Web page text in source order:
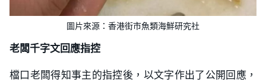
圖片來源：香港街市魚類海鮮研究社
老闆千字文回應指控
檔口老闆得知事主的指控後，以文字作出了公開回應，